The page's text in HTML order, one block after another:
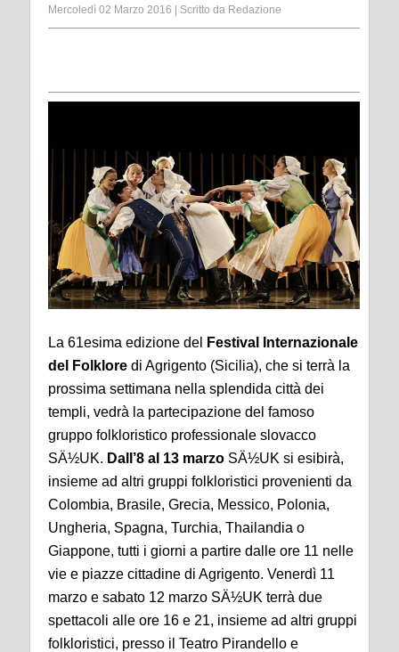
Mercoledì 02 Marzo 2016 Scritto da Redazione
La 61esima edizione del
Festival Internazionale
del Folklore di Agrigento (Sicilia), che si terrà la
prossima settimana nella splendida città dei
templi, vedrà la partecipazione del famoso
gruppo folkloristico professionale slovacco
SÄ½UK. Dall’8 al 13 marzo SÄ½UK si esibirà,
insieme ad altri gruppi folkloristici provenienti da
Colombia, Brasile, Grecia, Messico, Polonia,
Ungheria, Spagna, Turchia, Thailandia o
Giappone, tutti i giorni a partire dalle ore 11 nelle
vie e piazze cittadine di Agrigento. Venerdì 11
marzo e sabato 12 marzo SÄ½UK terrà due
spettacoli alle ore 16 e 21, insieme ad altri gruppi
folkloristici, presso il Teatro Pirandello e